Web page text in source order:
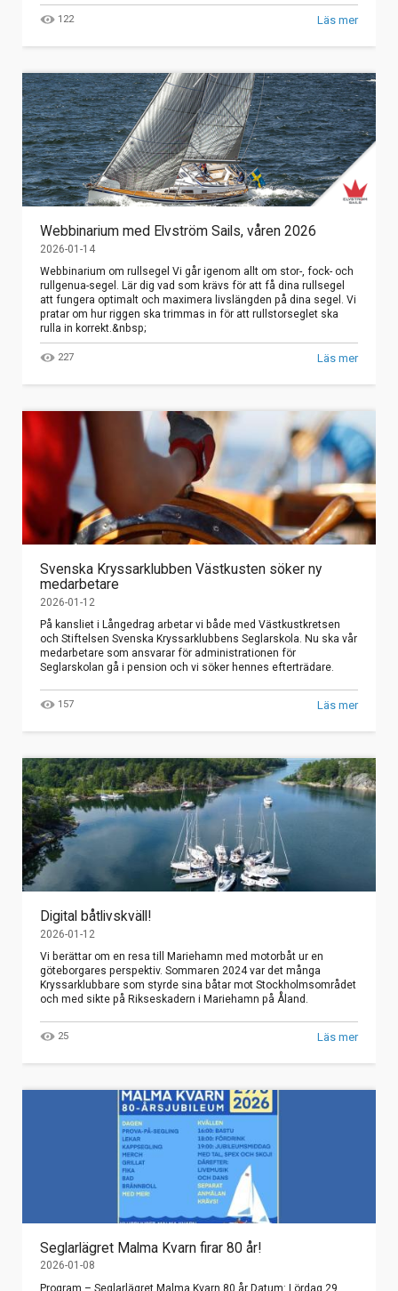
122 Läs mer
Webbinarium med Elvström Sails, våren 2026
2026-01-14
Webbinarium om rullsegel Vi går igenom allt om stor-, fock- och
rullgenua-segel. Lär dig vad som krävs för att få dina rullsegel
att fungera optimalt och maximera livslängden på dina segel. Vi
pratar om hur riggen ska trimmas in för att rullstorseglet ska
rulla in korrekt.&nbsp;
227 Läs mer
Svenska Kryssarklubben Västkusten söker ny
medarbetare
2026-01-12
På kansliet i Långedrag arbetar vi både med Västkustkretsen
och Stiftelsen Svenska Kryssarklubbens Seglarskola. Nu ska vår
medarbetare som ansvarar för administrationen för
Seglarskolan gå i pension och vi söker hennes efterträdare.
157 Läs mer
Digital båtlivskväll!
2026-01-12
Vi berättar om en resa till Mariehamn med motorbåt ur en
göteborgares perspektiv. Sommaren 2024 var det många
Kryssarklubbare som styrde sina båtar mot Stockholmsområdet
och med sikte på Rikseskadern i Mariehamn på Åland.
25 Läs mer
Seglarlägret Malma Kvarn firar 80 år!
2026-01-08
Program – Seglarlägret Malma Kvarn 80 år Datum: Lördag 29